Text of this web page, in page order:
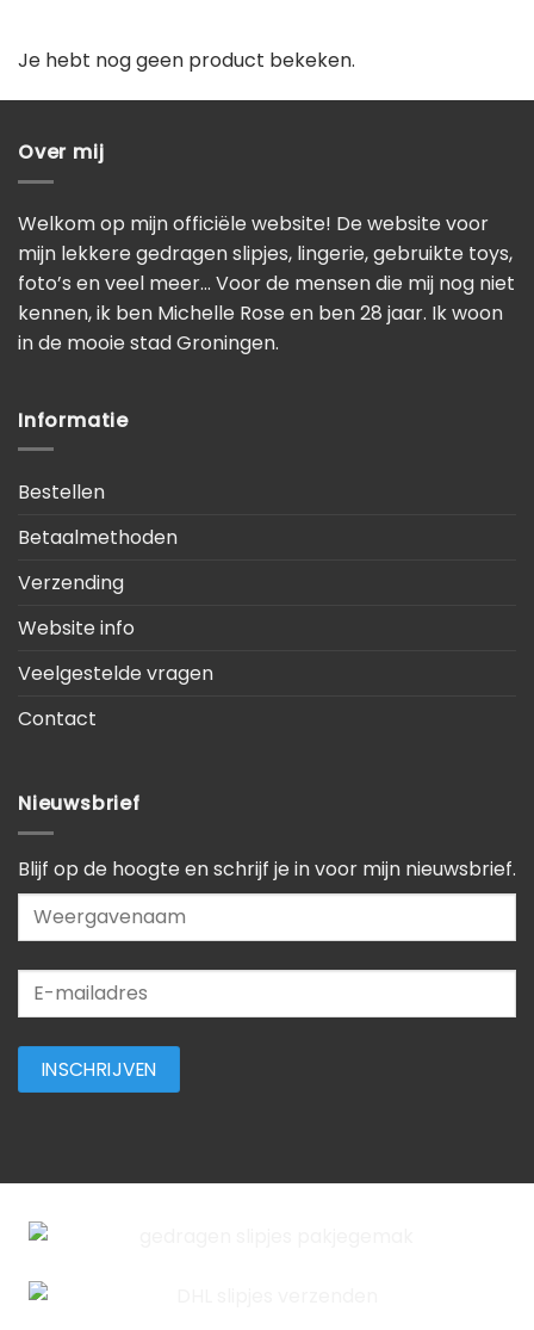
Je hebt nog geen product bekeken.
Over mij
Welkom op mijn officiële website! De website voor
mijn lekkere gedragen slipjes, lingerie, gebruikte toys,
foto’s en veel meer… Voor de mensen die mij nog niet
kennen, ik ben Michelle Rose en ben 28 jaar. Ik woon
in de mooie stad Groningen.
Informatie
Bestellen
Betaalmethoden
Verzending
Website info
Veelgestelde vragen
Contact
Nieuwsbrief
Blijf op de hoogte en schrijf je in voor mijn nieuwsbrief.